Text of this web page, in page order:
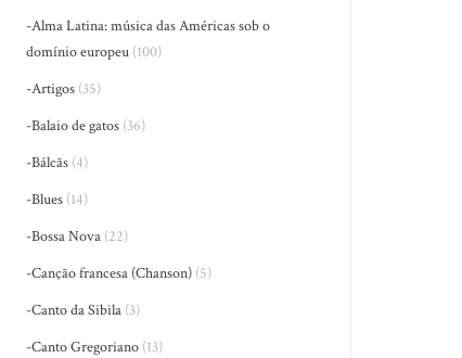
-Alma Latina: música das Américas sob o
domínio europeu (100)
-Artigos (35)
-Balaio de gatos (36)
-Bálcãs (4)
-Blues (14)
-Bossa Nova (22)
-Canção francesa (Chanson) (5)
-Canto da Sibila (3)
-Canto Gregoriano (13)